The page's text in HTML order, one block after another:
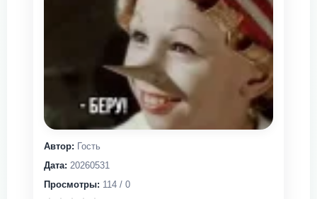
Автор: Гость
Дата: 20260531
Просмотры: 114 / 0